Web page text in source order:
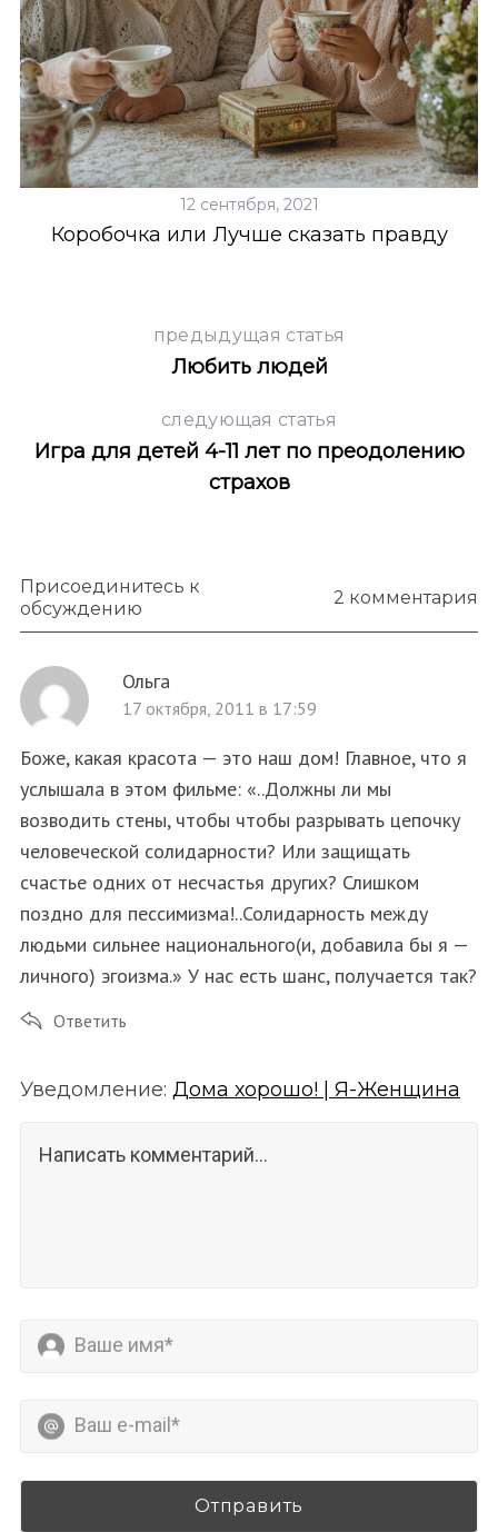
12 сентября, 2021
Коробочка или Лучше сказать правду
предыдущая статья
Любить людей
следующая статья
Игра для детей 4-11 лет по преодолению
страхов
Присоединитесь к
обсуждению
2 комментария
Ольга
17 октября, 2011 в 17:59
Боже, какая красота — это наш дом! Главное, что я
услышала в этом фильме: «..Должны ли мы
возводить стены, чтобы чтобы разрывать цепочку
человеческой солидарности? Или защищать
счастье одних от несчастья других? Слишком
поздно для пессимизма!..Солидарность между
людьми сильнее национального(и, добавила бы я —
личного) эгоизма.» У нас есть шанс, получается так?
Ответить
Уведомление: Дома хорошо! | Я-Женщина
r
c
h
o
r
: